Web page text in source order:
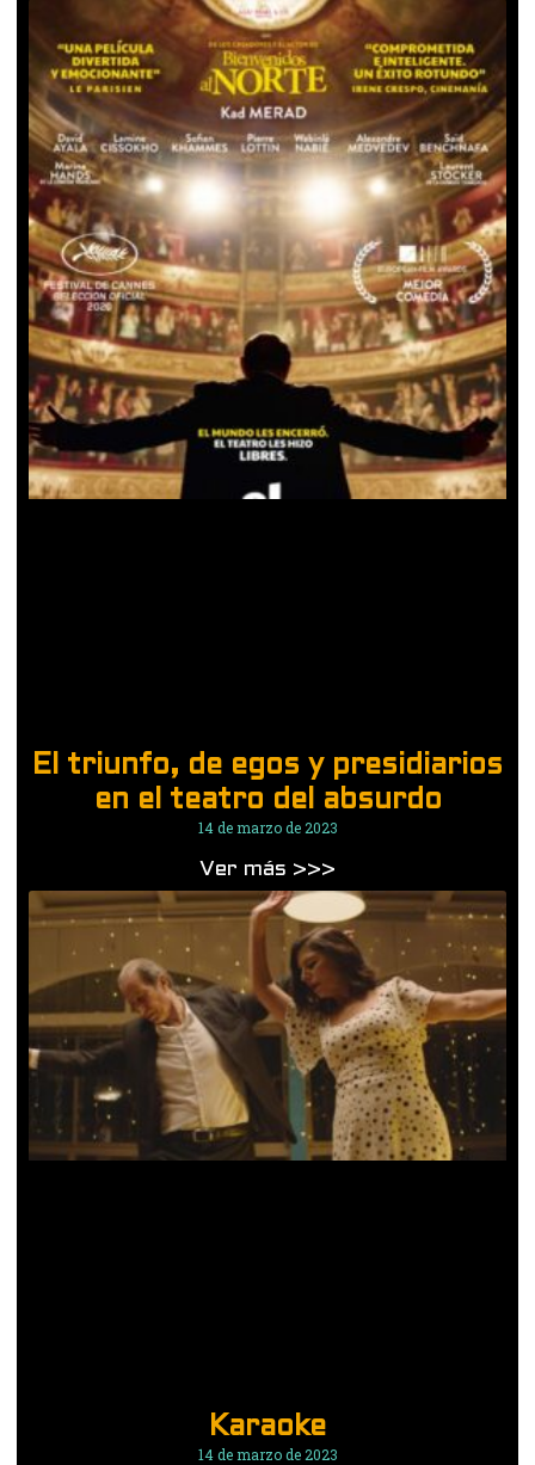
El triunfo, de egos y presidiarios
en el teatro del absurdo
14 de marzo de 2023
Ver más >>>
Karaoke
14 de marzo de 2023